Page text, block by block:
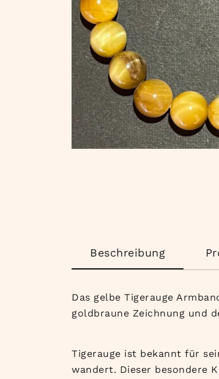
Beschreibung
Das gelbe Tigerauge
goldbraune Zeichnung und
Tigerauge ist bekannt für
wandert. Dieser besondere